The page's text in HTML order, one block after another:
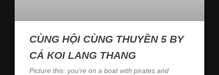
CÙNG HỘI CÙNG THUYỀN 5 BY
CÁ KOI LANG THANG
Picture this: you’re on a boat with pirates and